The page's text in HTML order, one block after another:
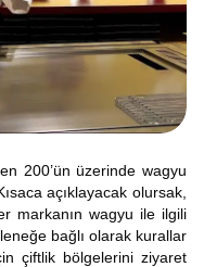
200’ün üzerinde wagyu
açıklayacak olursak,
markanın wagyu ile ilgili
bağlı olarak kurallar
çiftlik bölgelerini ziyaret